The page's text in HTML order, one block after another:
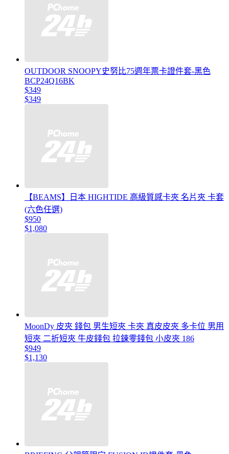
OUTDOOR SNOOPY史努比75週年票卡證件套-黑色
BCP24Q16BK
$349
$349
【BEAMS】日本 HIGHTIDE 高級質感卡夾 名片夾 卡套
(六色任選)
$950
$1,080
MoonDy 皮夾 錢包 男生短夾 卡夾 真皮皮夾 多卡位 男用
短夾 二折短夾 牛皮錢包 拉鍊零錢包 小皮夾 186
$949
$1,130